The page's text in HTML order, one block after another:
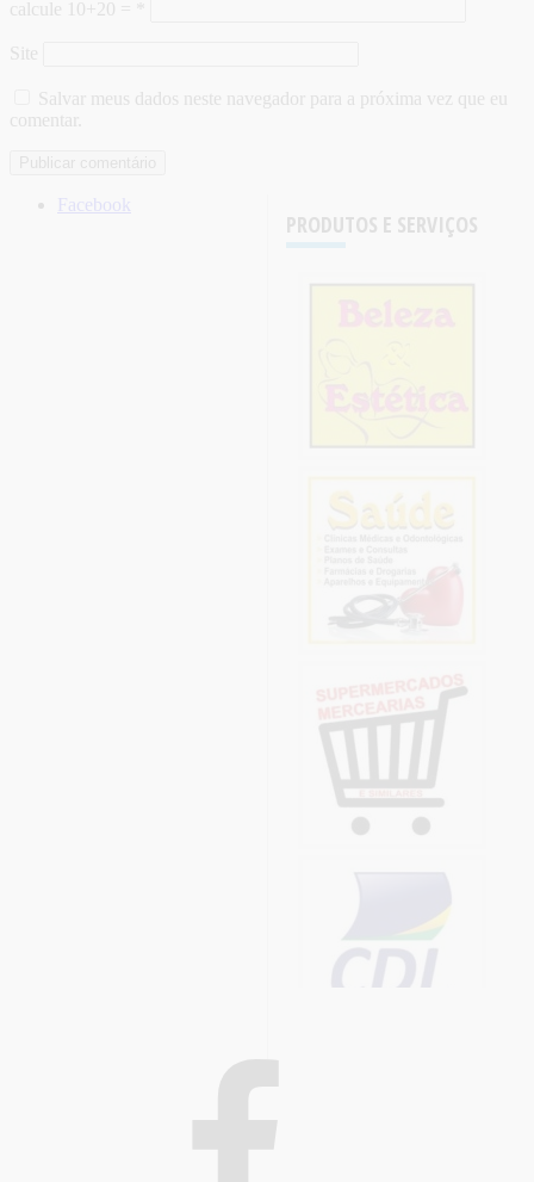
calcule 10+20 =
Site
Salvar meus dados neste navegador para a próxima vez que eu
comentar.
PRODUTOS E SERVIÇOS
Facebook